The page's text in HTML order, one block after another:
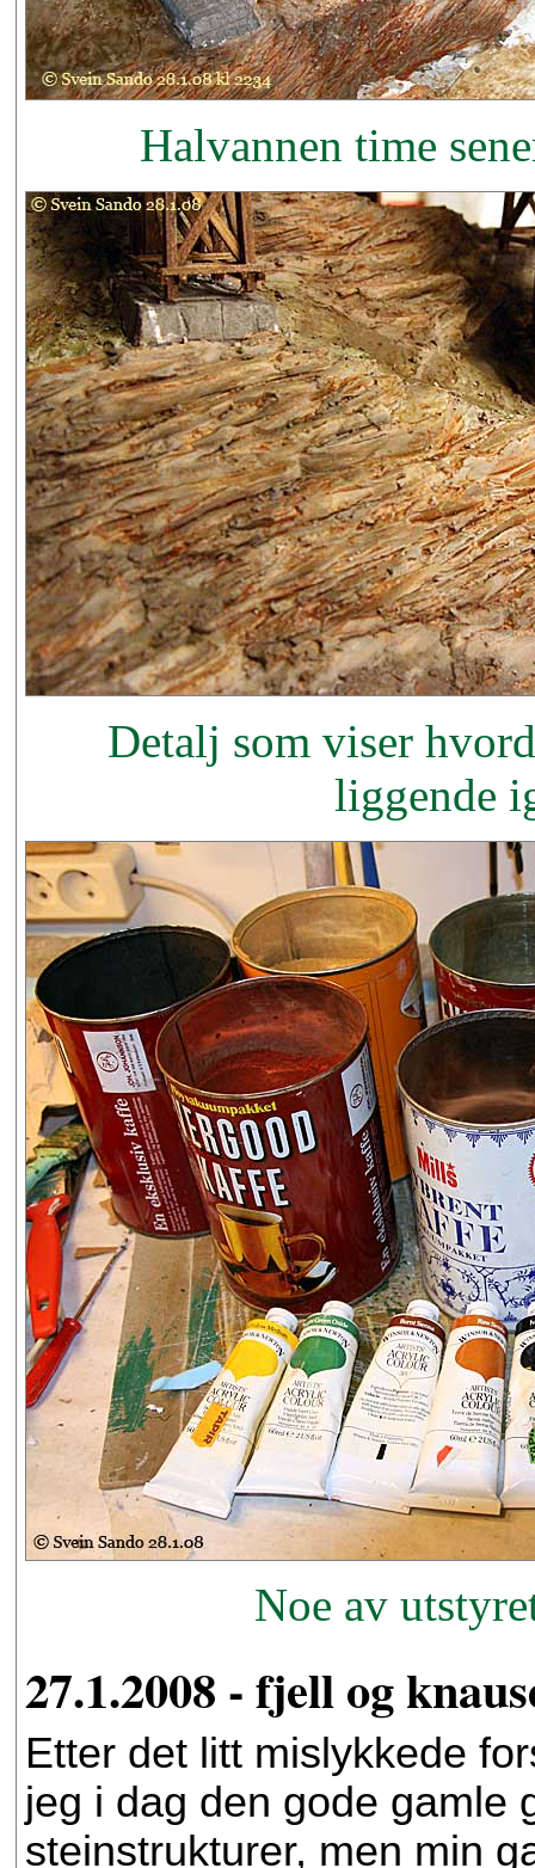
Halvannen time
Detalj som viser
liggende
Noe av
27.1.2008 - fjell og
Etter det litt mislykkede
jeg i dag den gode gamle
steinstrukturer, men min